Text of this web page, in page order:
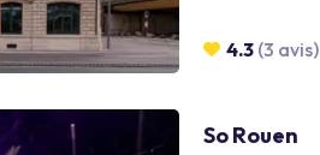
4.3 (3 avis)
So Rouen